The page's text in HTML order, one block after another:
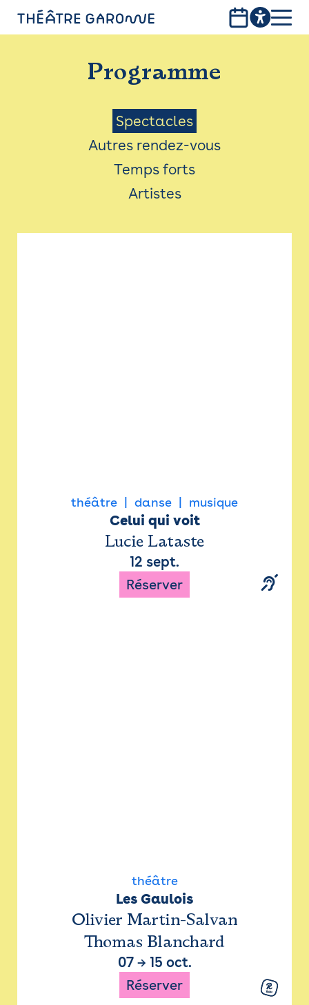
PROGRAMME
INFOS PRATIQUES
AVEC LES PUBLICS
ACCESSIBILITÉ
LES PRODUCTIONS
Programme
Menu
Saison
Spectacles
Autres rendez-vous
Temps forts
Artistes
théâtre danse musique
Celui qui voit
Lucie Lataste
12 sept.
Réserver
théâtre
Les Gaulois
Olivier Martin-Salvan
Thomas Blanchard
07→ 15 oct.
Réserver